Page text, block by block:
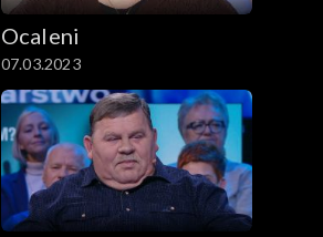
Ocaleni
07.03.2023